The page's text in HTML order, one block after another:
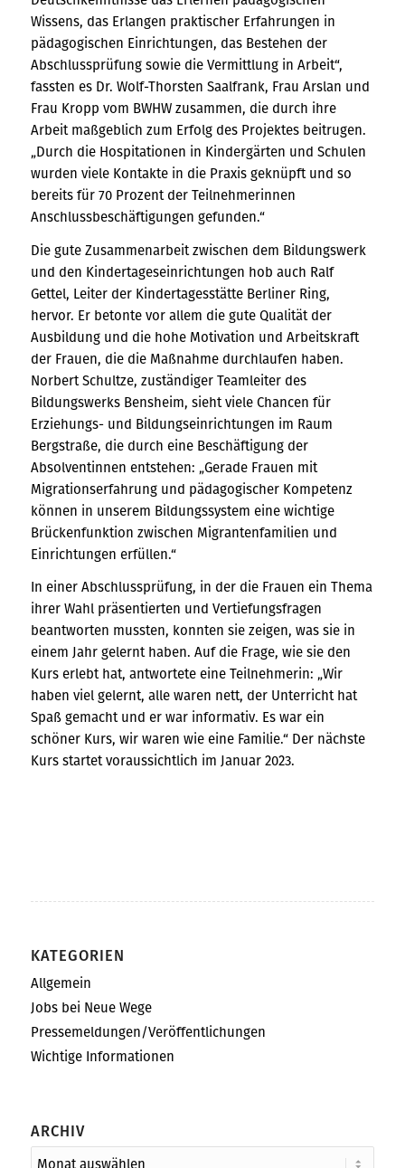
Wissens, das Erlangen praktischer Erfahrungen in
pädagogischen Einrichtungen, das Bestehen der
Abschlussprüfung sowie die Vermittlung in Arbeit“,
fassten es Dr. Wolf-Thorsten Saalfrank, Frau Arslan und
Frau Kropp vom BWHW zusammen, die durch ihre
Arbeit maßgeblich zum Erfolg des Projektes beitrugen.
„Durch die Hospitationen in Kindergärten und Schulen
wurden viele Kontakte in die Praxis geknüpft und so
bereits für 70 Prozent der Teilnehmerinnen
Anschlussbeschäftigungen gefunden.“
Die gute Zusammenarbeit zwischen dem Bildungswerk
und den Kindertageseinrichtungen hob auch Ralf
Gettel, Leiter der Kindertagesstätte Berliner Ring,
hervor. Er betonte vor allem die gute Qualität der
Ausbildung und die hohe Motivation und Arbeitskraft
der Frauen, die die Maßnahme durchlaufen haben.
Norbert Schultze, zuständiger Teamleiter des
Bildungswerks Bensheim, sieht viele Chancen für
Erziehungs- und Bildungseinrichtungen im Raum
Bergstraße, die durch eine Beschäftigung der
Absolventinnen entstehen: „Gerade Frauen mit
Migrationserfahrung und pädagogischer Kompetenz
können in unserem Bildungssystem eine wichtige
Brückenfunktion zwischen Migrantenfamilien und
Einrichtungen erfüllen.“
In einer Abschlussprüfung, in der die Frauen ein Thema
ihrer Wahl präsentierten und Vertiefungsfragen
beantworten mussten, konnten sie zeigen, was sie in
einem Jahr gelernt haben. Auf die Frage, wie sie den
Kurs erlebt hat, antwortete eine Teilnehmerin: „Wir
haben viel gelernt, alle waren nett, der Unterricht hat
Spaß gemacht und er war informativ. Es war ein
schöner Kurs, wir waren wie eine Familie.“ Der nächste
Kurs startet voraussichtlich im Januar 2023.
KATEGORIEN
Allgemein
Jobs bei Neue Wege
Pressemeldungen/Veröffentlichungen
Wichtige Informationen
ARCHIV